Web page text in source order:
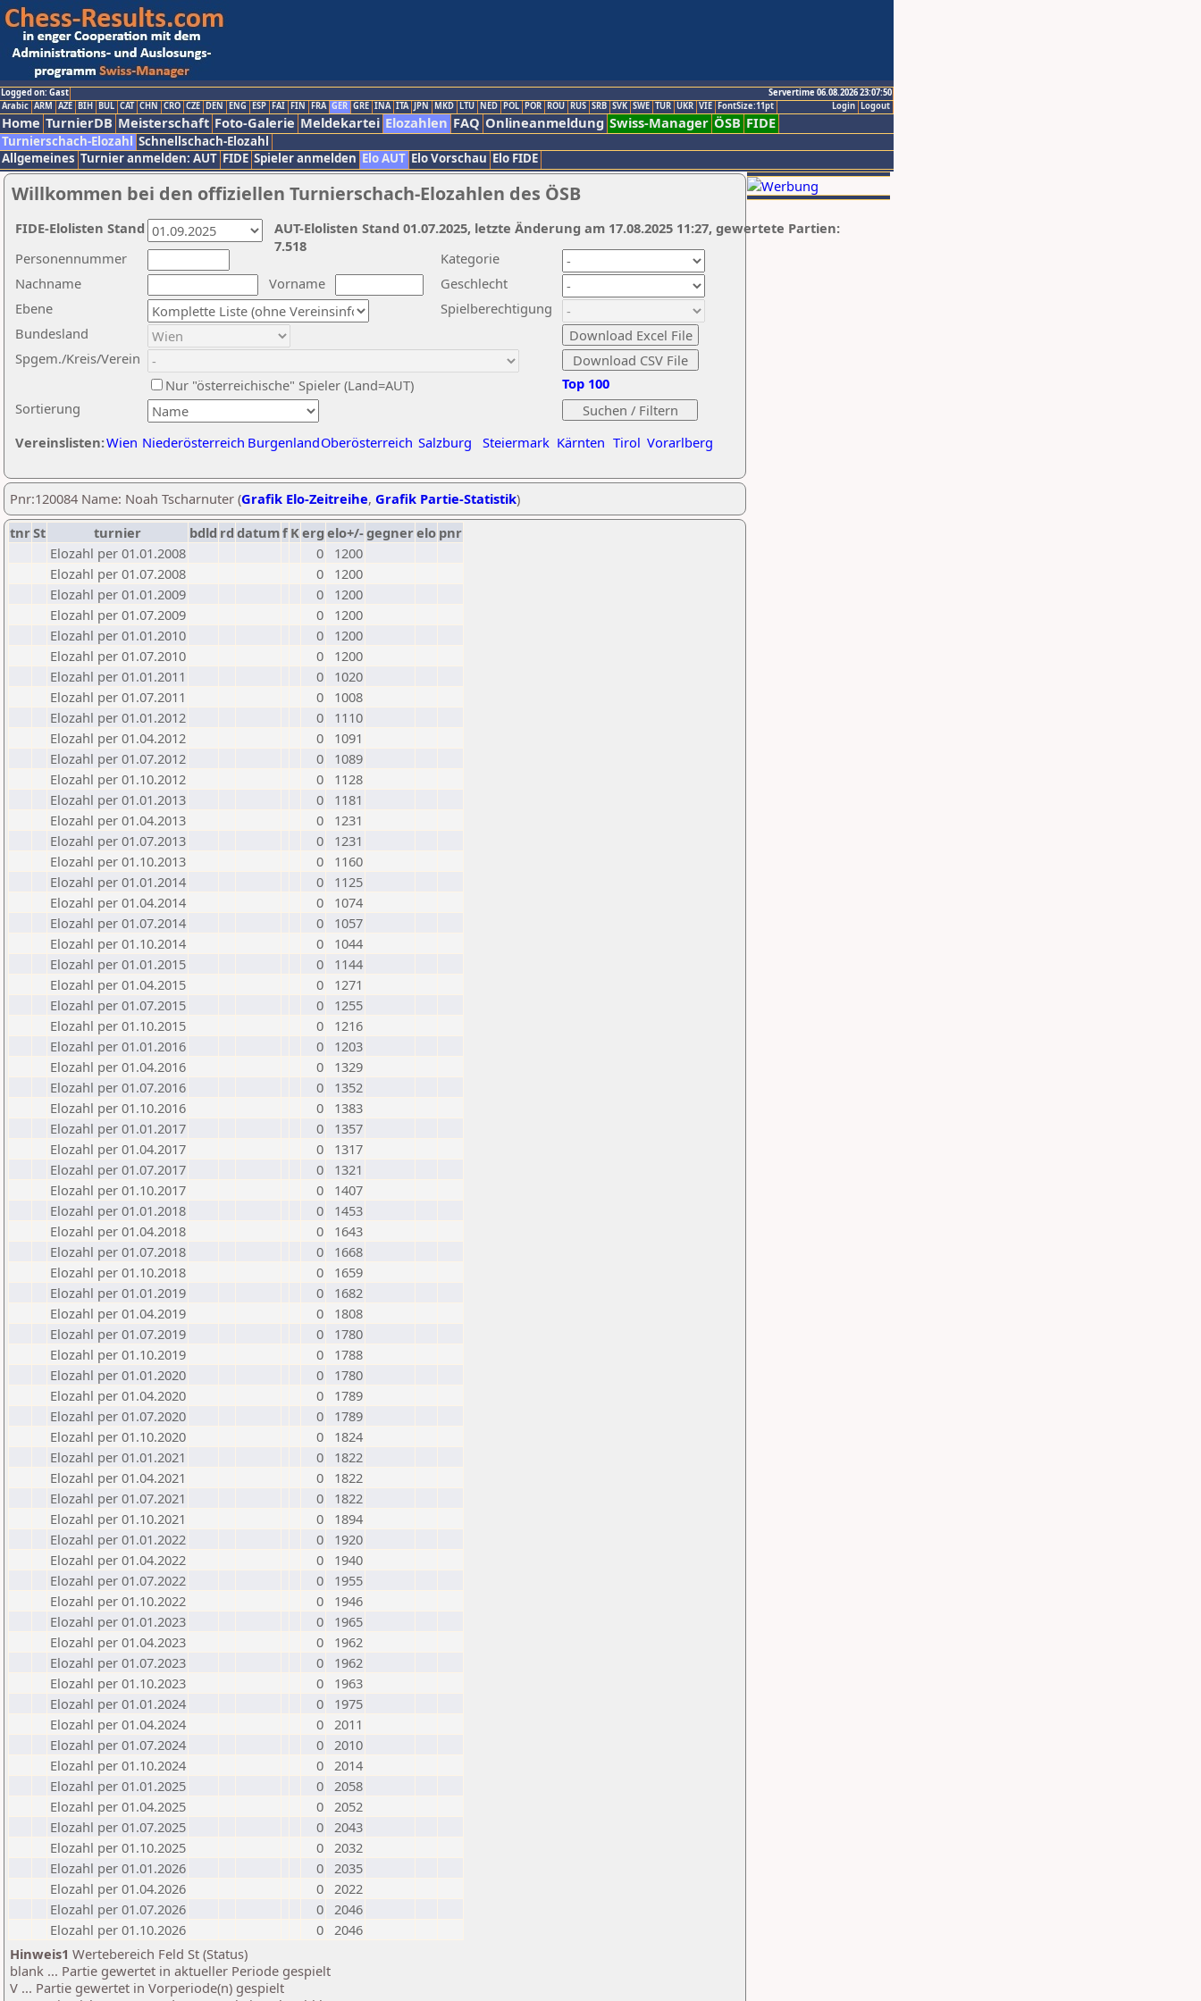
Logged on: Gast
Servertime 06.08.2026 23:07:50
Logout
Login
Arabic ARM AZE BIH BUL CAT CHN CRO CZE DEN ENG ESP FAI FIN FRA GER GRE INA ITA JPN MKD LTU NED POL POR ROU RUS SRB SVK SWE TUR UKR VIE FontSize:11pt
Home TurnierDB Meisterschaft Foto-Galerie Meldekartei Elozahlen FAQ Onlineanmeldung Swiss-Manager ÖSB FIDE
Turnierschach-Elozahl Schnellschach-Elozahl
Allgemeines Turnier anmelden: AUT FIDE Spieler anmelden Elo AUT Elo Vorschau Elo FIDE
Willkommen bei den offiziellen Turnierschach-Elozahlen des ÖSB
Nachname
Vorname
Ebene
Kategorie
Sortierung
Personennummer
Bundesland
Spgem./Kreis/Verein
Geschlecht
Nur "österreichische" Spieler (Land=AUT)
Spielberechtigung
Vereinslisten:Wien Niederösterreich BurgenlandOberösterreich Salzburg Steiermark Kärnten Tirol Vorarlberg
Top 100
AUT-Elolisten Stand 01.07.2025, letzte Änderung am 17.08.2025 11:27, gewertete Partien:
7.518
FIDE-Elolisten Stand
Pnr:120084 Name: Noah Tscharnuter (Grafik Elo-Zeitreihe, Grafik Partie-Statistik)
tnrSt turnier bdld rd datumf Kerg elo+/-gegnerelo pnr
Elozahl per 01.01.2008
0
1200
Elozahl per 01.07.2008
0
1200
Elozahl per 01.01.2009
0
1200
Elozahl per 01.07.2009
0
1200
Elozahl per 01.01.2010
0
1200
Elozahl per 01.07.2010
0
1200
Elozahl per 01.01.2011
0
1020
Elozahl per 01.07.2011
0
1008
Elozahl per 01.01.2012
0
1110
Elozahl per 01.04.2012
0
1091
Elozahl per 01.07.2012
0
1089
Elozahl per 01.10.2012
0
1128
Elozahl per 01.01.2013
0
1181
Elozahl per 01.04.2013
0
1231
Elozahl per 01.07.2013
0
1231
Elozahl per 01.10.2013
0
1160
Elozahl per 01.01.2014
0
1125
Elozahl per 01.04.2014
0
1074
Elozahl per 01.07.2014
0
1057
Elozahl per 01.10.2014
0
1044
Elozahl per 01.01.2015
0
1144
Elozahl per 01.04.2015
0
1271
Elozahl per 01.07.2015
0
1255
Elozahl per 01.10.2015
0
1216
Elozahl per 01.01.2016
0
1203
Elozahl per 01.04.2016
0
1329
Elozahl per 01.07.2016
0
1352
Elozahl per 01.10.2016
0
1383
Elozahl per 01.01.2017
0
1357
Elozahl per 01.04.2017
0
1317
Elozahl per 01.07.2017
0
1321
Elozahl per 01.10.2017
0
1407
Elozahl per 01.01.2018
0
1453
Elozahl per 01.04.2018
0
1643
Elozahl per 01.07.2018
0
1668
Elozahl per 01.10.2018
0
1659
Elozahl per 01.01.2019
0
1682
Elozahl per 01.04.2019
0
1808
Elozahl per 01.07.2019
0
1780
Elozahl per 01.10.2019
0
1788
Elozahl per 01.01.2020
0
1780
Elozahl per 01.04.2020
0
1789
Elozahl per 01.07.2020
0
1789
Elozahl per 01.10.2020
0
1824
Elozahl per 01.01.2021
0
1822
Elozahl per 01.04.2021
0
1822
Elozahl per 01.07.2021
0
1822
Elozahl per 01.10.2021
0
1894
Elozahl per 01.01.2022
0
1920
Elozahl per 01.04.2022
0
1940
Elozahl per 01.07.2022
0
1955
Elozahl per 01.10.2022
0
1946
Elozahl per 01.01.2023
0
1965
Elozahl per 01.04.2023
0
1962
Elozahl per 01.07.2023
0
1962
Elozahl per 01.10.2023
0
1963
Elozahl per 01.01.2024
0
1975
Elozahl per 01.04.2024
0 2011
Elozahl per 01.07.2024
0 2010
Elozahl per 01.10.2024
0 2014
Elozahl per 01.01.2025
0 2058
Elozahl per 01.04.2025
0 2052
Elozahl per 01.07.2025
0 2043
Elozahl per 01.10.2025
0 2032
Elozahl per 01.01.2026
0 2035
Elozahl per 01.04.2026
0 2022
Elozahl per 01.07.2026
0 2046
Elozahl per 01.10.2026
0 2046
Hinweis1 Wertebereich Feld St (Status)
blank ... Partie gewertet in aktueller Periode gespielt
V ... Partie gewertet in Vorperiode(n) gespielt